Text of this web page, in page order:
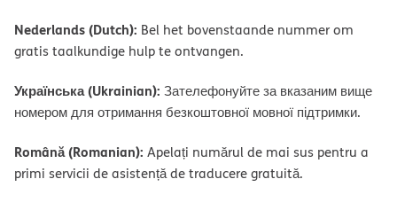
Nederlands (Dutch): Bel het bovenstaande nummer om
gratis taalkundige hulp te ontvangen.
Українська (Ukrainian): Зателефонуйте за вказаним вище
номером для отримання безкоштовної мовної підтримки.
Română (Romanian): Apelați numărul de mai sus pentru a
primi servicii de asistență de traducere gratuită.